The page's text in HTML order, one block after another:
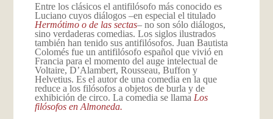
Entre los clásicos el antifilósofo más conocido es
Luciano cuyos diálogos –en especial el titulado
Hermótimo o de las sectas– no son sólo diálogos,
sino verdaderas comedias. Los siglos ilustrados
también han tenido sus antifilósofos. Juan Bautista
Colomés fue un antifilósofo español que vivió en
Francia para el momento del auge intelectual de
Voltaire, D’Alambert, Rousseau, Buffon y
Helvetius. Es el autor de una comedia en la que
reduce a los filósofos a objetos de burla y de
exhibición de circo. La comedia se llama Los
filósofos en Almoneda.